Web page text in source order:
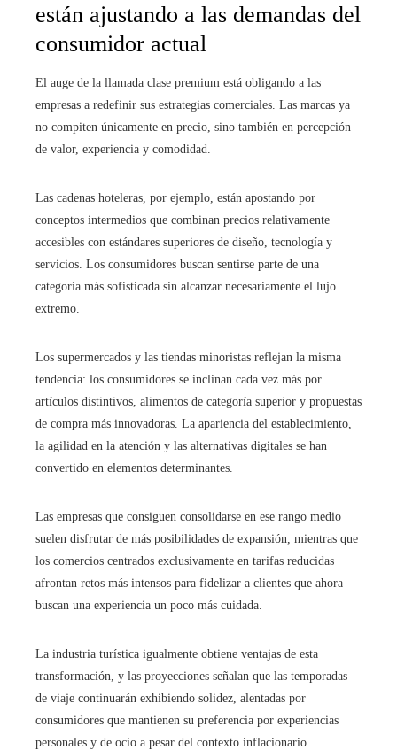
están ajustando a las demandas del
consumidor actual
El auge de la llamada clase premium está obligando a las
empresas a redefinir sus estrategias comerciales. Las marcas ya
no compiten únicamente en precio, sino también en percepción
de valor, experiencia y comodidad.
Las cadenas hoteleras, por ejemplo, están apostando por
conceptos intermedios que combinan precios relativamente
accesibles con estándares superiores de diseño, tecnología y
servicios. Los consumidores buscan sentirse parte de una
categoría más sofisticada sin alcanzar necesariamente el lujo
extremo.
Los supermercados y las tiendas minoristas reflejan la misma
tendencia: los consumidores se inclinan cada vez más por
artículos distintivos, alimentos de categoría superior y propuestas
de compra más innovadoras. La apariencia del establecimiento,
la agilidad en la atención y las alternativas digitales se han
convertido en elementos determinantes.
Las empresas que consiguen consolidarse en ese rango medio
suelen disfrutar de más posibilidades de expansión, mientras que
los comercios centrados exclusivamente en tarifas reducidas
afrontan retos más intensos para fidelizar a clientes que ahora
buscan una experiencia un poco más cuidada.
La industria turística igualmente obtiene ventajas de esta
transformación, y las proyecciones señalan que las temporadas
de viaje continuarán exhibiendo solidez, alentadas por
consumidores que mantienen su preferencia por experiencias
personales y de ocio a pesar del contexto inflacionario.